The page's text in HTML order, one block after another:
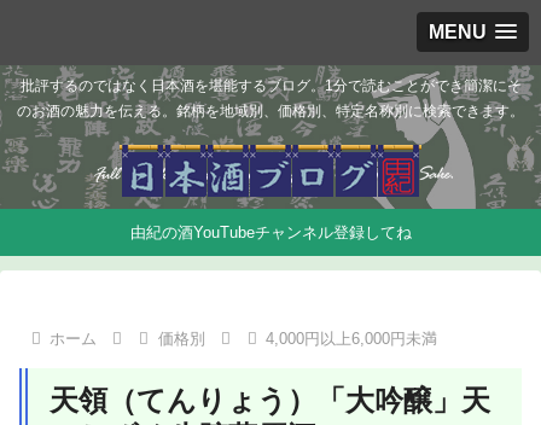
MENU
批評するのではなく日本酒を堪能するブログ。1分で読むことができ簡潔にそ
のお酒の魅力を伝える。銘柄を地域別、価格別、特定名称別に検索できます。
由紀の酒YouTubeチャンネル登録してね
ホーム 価格別 4,000円以上6,000円未満
天領（てんりょう）「大吟醸」天